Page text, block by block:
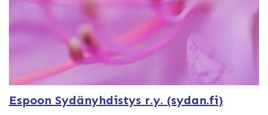
Espoon Sydänyhdistys r.y. (sydan.fi)